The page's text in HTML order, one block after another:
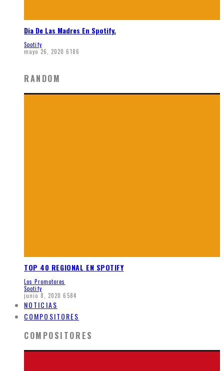
Dia De Las Madres En Spotify.
Spotify
mayo 26, 2020 6186
RANDOM
TOP 40 REGIONAL EN SPOTIFY
Los Promotores
Spotify
junio 8, 2020 6584
NOTICIAS
COMPOSITORES
COMPOSITORES